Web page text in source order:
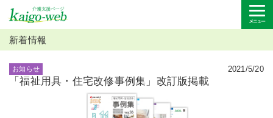
新着情報
お知らせ 2021/5/20
「福祉用具・住宅改修事例集」改訂版掲載